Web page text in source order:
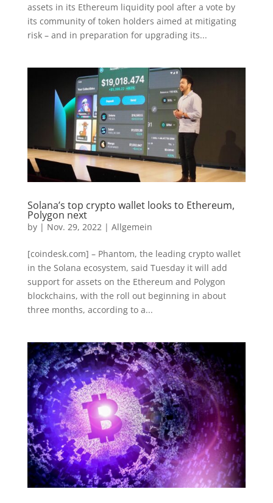
assets in its Ethereum liquidity pool after a vote by
its community of token holders aimed at mitigating
risk – and in preparation for upgrading its...
Solana’s top crypto wallet looks to Ethereum,
Polygon next
by | Nov. 29, 2022| Allgemein
[coindesk.com] – Phantom, the leading crypto wallet
in the Solana ecosystem, said Tuesday it will add
support for assets on the Ethereum and Polygon
blockchains, with the roll out beginning in about
three months, according to a...